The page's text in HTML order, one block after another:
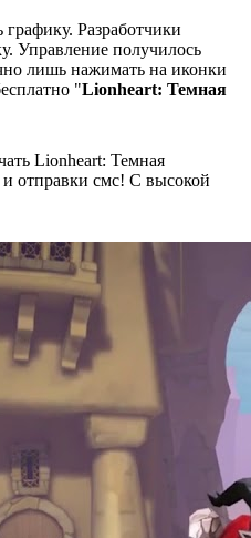
Разработчики
Управление получилось
лишь нажимать на иконки
"Lionheart: Темная
Lionheart: Темная
и отправки смс! С высокой